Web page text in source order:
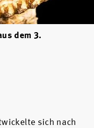
dem 3.
sich nach